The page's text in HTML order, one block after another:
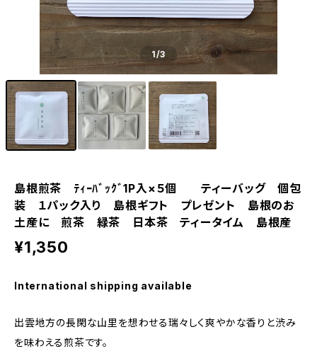
1/3
島根煎茶 ﾃｨｰﾊﾞｯｸﾞ1P入×５個 ティーバッグ 個包
装 １パック入り 島根ギフト プレゼント 島根のお
土産に 煎茶 緑茶 日本茶 ティータイム 島根産
¥1,350
International shipping available
出雲地方の長閑な山里を想わせる瑞々しく爽やかな香りと渋み
を味わえる煎茶です。